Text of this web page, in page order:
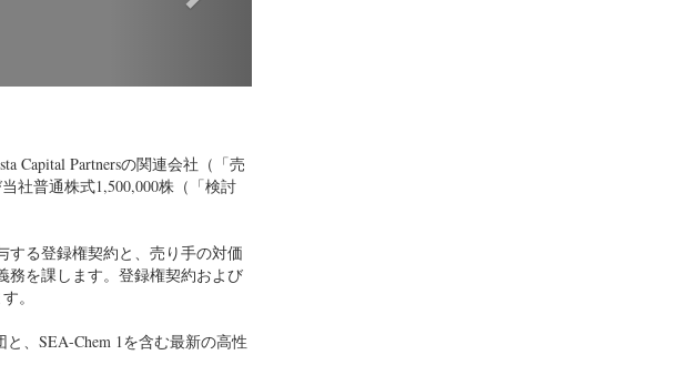
Capital Partnersの関連会社（「売
社普通株式1,500,000株（「検討
する登録権契約と、売り手の対価
務を課します。登録権契約および
。
、SEA-Chem 1を含む最新の高性